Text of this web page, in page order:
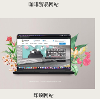
咖啡贸易网站
印刷网站